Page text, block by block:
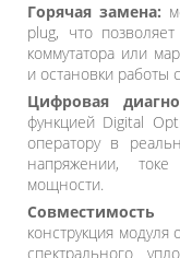
Горячая замена:
plug, что
коммутатора или
и остановки работы
Цифровая
функцией Digital
оператору в
напряжении,
мощности.
конструкция
спектрального